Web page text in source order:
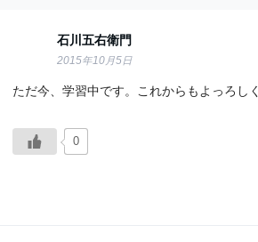
石川五右衛門
2015年10月5日
ただ今、学習中です。これからもよっろしく
0